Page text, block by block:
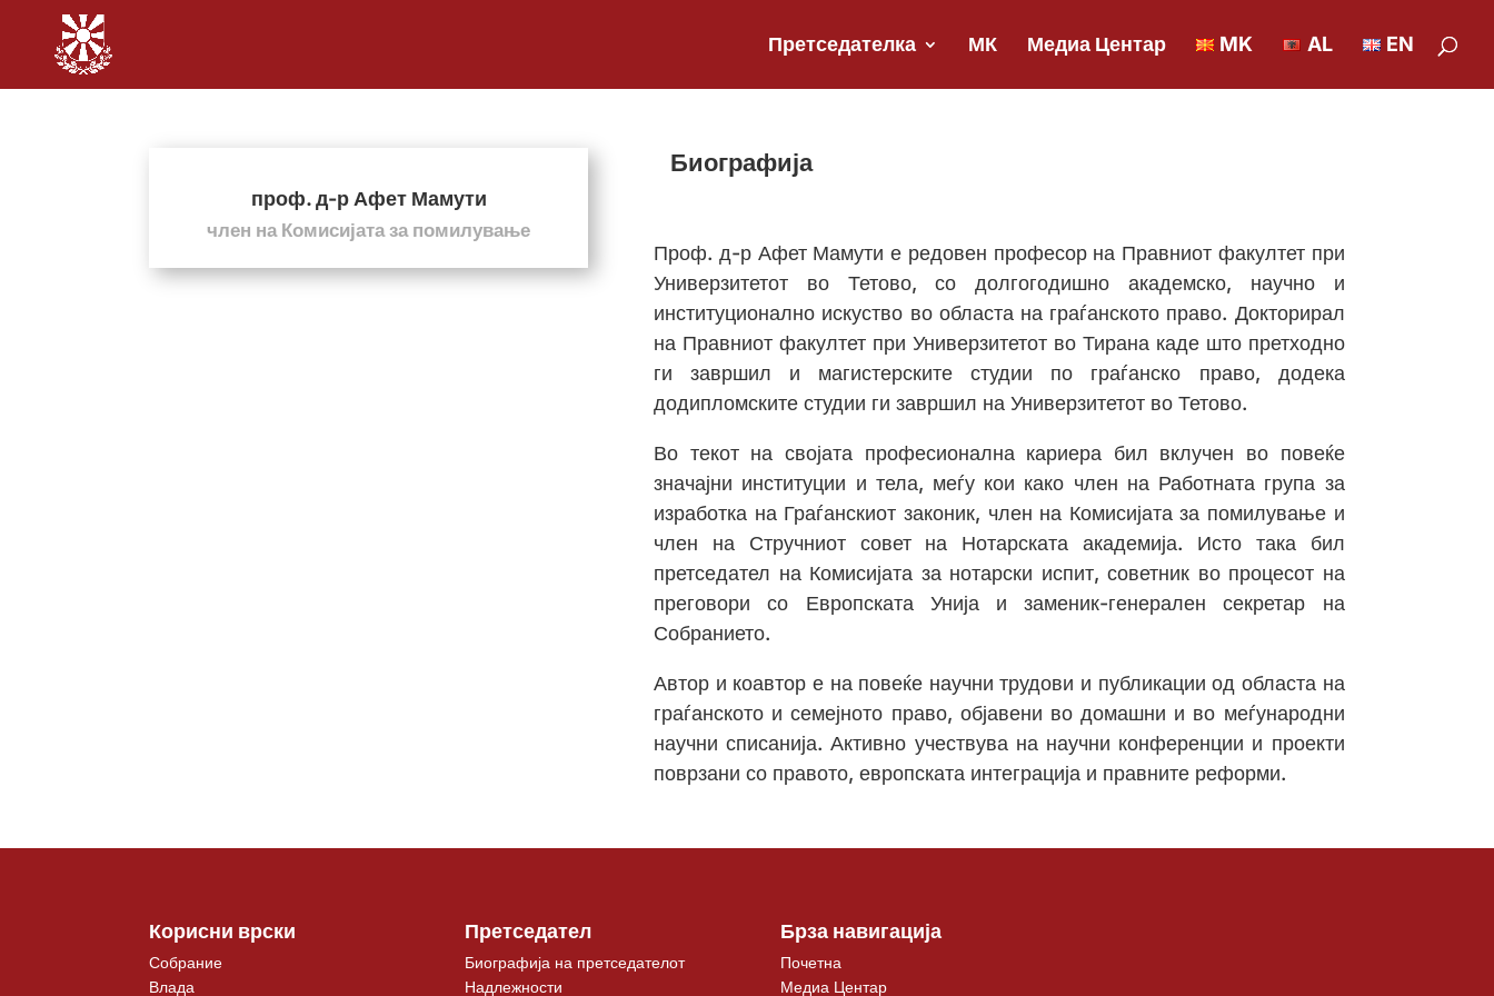
Претседателка МК Медиа Центар MK AL EN
проф. д-р Афет Мамути
член на Комисијата за помилување
Биографија
Проф. д-р Афет Мамути е редовен професор на Правниот факултет при
Универзитетот во Тетово, со долгогодишно академско, научно и
институционално искуство во областа на граѓанското право. Докторирал
на Правниот факултет при Универзитетот во Тирана каде што претходно
ги завршил и магистерските студии по граѓанско право, додека
додипломските студии ги завршил на Универзитетот во Тетово.
Во текот на својата професионална кариера бил вклучен во повеќе
значајни институции и тела, меѓу кои како член на Работната група за
изработка на Граѓанскиот законик, член на Комисијата за помилување и
член на Стручниот совет на Нотарската академија. Исто така бил
претседател на Комисијата за нотарски испит, советник во процесот на
преговори со Европската Унија и заменик-генерален секретар на
Собранието.
Автор и коавтор е на повеќе научни трудови и публикации од областа на
граѓанското и семејното право, објавени во домашни и во меѓународни
научни списанија. Активно учествува на научни конференции и проекти
поврзани со правото, европската интеграција и правните реформи.
Корисни врски
Собрание
Влада
Претседател
Биографија на претседателот
Надлежности
Брза навигација
Почетна
Медиа Центар